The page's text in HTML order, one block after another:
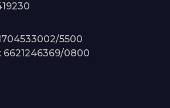
5500
6621246369/0800